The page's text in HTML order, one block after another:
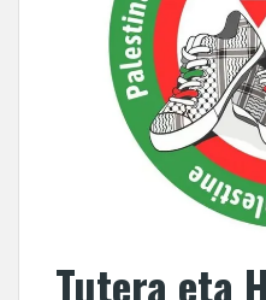
Tutera eta